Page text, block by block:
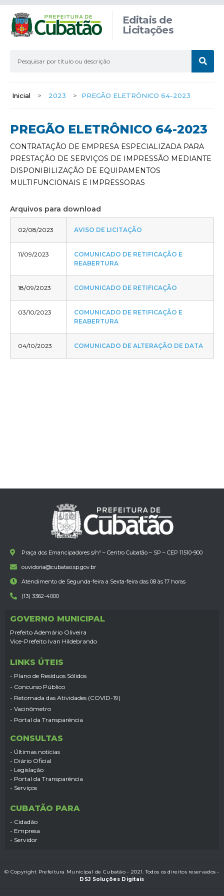
Editais de
Licitações
Inicial > 2023 > PREGÃO ELETRÔNICO 64-2023
PREGÃO ELETRÔNICO 64-2023
CONTRATAÇÃO DE EMPRESA ESPECIALIZADA PARA
PRESTAÇÃO DE SERVIÇOS DE IMPRESSÃO MEDIANTE
DISPONIBILIZAÇÃO DE EQUIPAMENTOS
MULTIFUNCIONAIS E IMPRESSORAS
Arquivos para download
02/08/2023 AVISO DE LICITAÇÃO
11/09/2023
COMUNICADO DE RETIFICAÇÃO E
REABERTURA
18/09/2023 COMUNICADO DE RETIFICAÇÃO
03/10/2023
COMUNICADO DE RETIFICAÇÃO E
REABERTURA
04/10/2023 COMUNICADO DE ALTERAÇÃO DE DATA
Praça dos Emancipadores s/nº – Centro Cubatão – SP – CEP 11510-900
ouvidoria@cubatao.sp.gov.br
Atendimento de Segunda-feira a Sexta-feira das 08 às 17 horas
(13) 3362-4000
GOVERNO MUNICIPAL
Prefeito Ademário Oliveira
Vice-Prefeito Ivan Hildebrando
LINKS ÚTEIS
- Plano de Resíduos Sólidos
- Concurso Público
- Retomada das Atividades (COVID-19)
- Vacinômetro
- Portal da Transparência
CONSULTAS
- Últimas notícias
- Diário Oficial
- Legislação
- Portal da Transparência
- Serviços
CUBATÃO PARA
- Cidadão
- Empresa
- Servidor
© Copyright Prefeitura Municipal de Cubatão - 2021. Todos os direitos reservados -
DSJ Soluções Digitais